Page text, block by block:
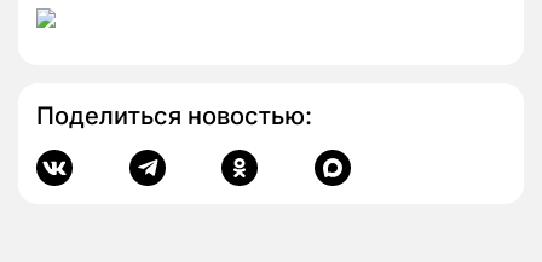
Поделиться новостью: